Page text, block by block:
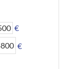
€
€